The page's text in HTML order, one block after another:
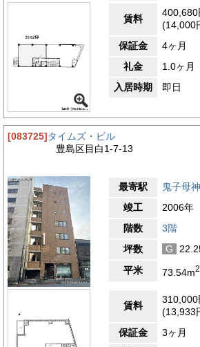
【評価】 3.6
駅からの距離
設備
エントランス
賃料
400,680
(14,000
保証金
4ヶ月
礼金
1.0ヶ月
入居時期
即日
[083725]タイムズ・ビル
豊島区目白1-7-13
最寄駅 鬼子母
竣工
2006年
階数
3階
坪数
G
平米
73.54m2
賃料
310,000
(13,933
保証金
3ヶ月